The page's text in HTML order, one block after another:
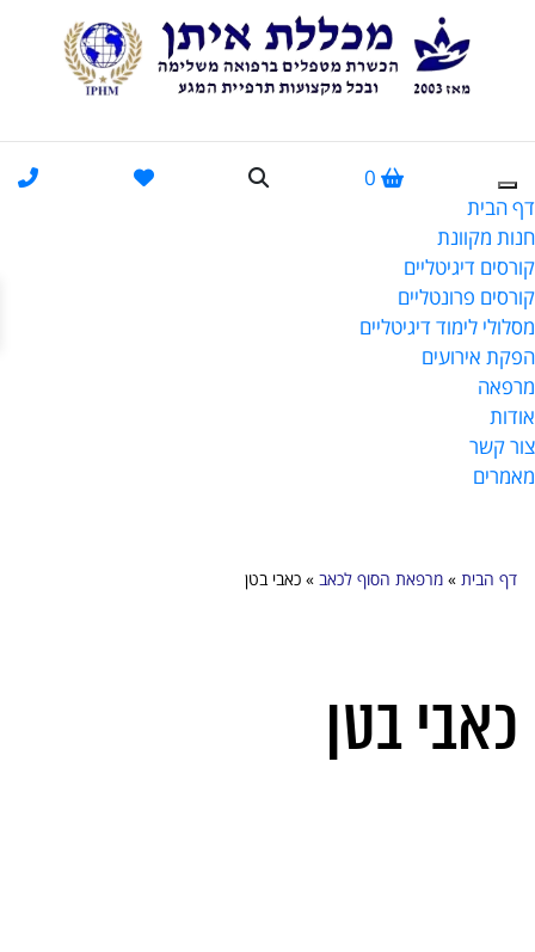
0
דף הבית
חנות מקוונת
קורסים דיגיטליים
קורסים פרונטליים
מסלולי לימוד דיגיטליים
הפקת אירועים
מרפאה
אודות
צור קשר
מאמרים
דף הבית » מרפאת הסוף לכאב » כאבי בטן
כאבי בטן